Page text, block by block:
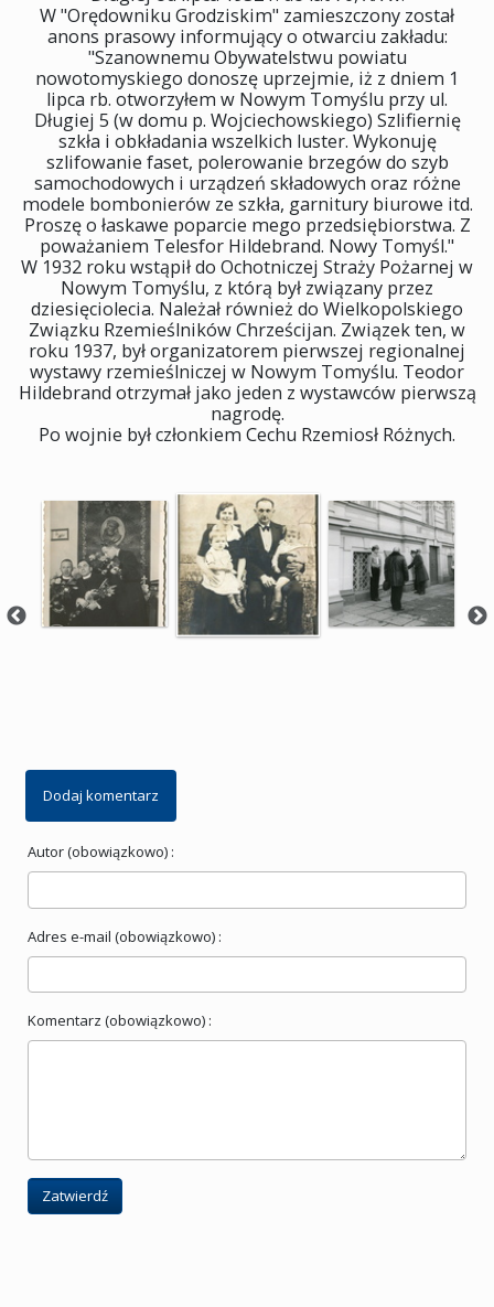
W "Orędowniku Grodziskim" zamieszczony został
anons prasowy informujący o otwarciu zakładu:
"Szanownemu Obywatelstwu powiatu
nowotomyskiego donoszę uprzejmie, iż z dniem 1
lipca rb. otworzyłem w Nowym Tomyślu przy ul.
Długiej 5 (w domu p. Wojciechowskiego) Szlifiernię
szkła i obkładania wszelkich luster. Wykonuję
szlifowanie faset, polerowanie brzegów do szyb
samochodowych i urządzeń składowych oraz różne
modele bombonierów ze szkła, garnitury biurowe itd.
Proszę o łaskawe poparcie mego przedsiębiorstwa. Z
poważaniem Telesfor Hildebrand. Nowy Tomyśl."
W 1932 roku wstąpił do Ochotniczej Straży Pożarnej w
Nowym Tomyślu, z którą był związany przez
dziesięciolecia. Należał również do Wielkopolskiego
Związku Rzemieślników Chrześcijan. Związek ten, w
roku 1937, był organizatorem pierwszej regionalnej
wystawy rzemieślniczej w Nowym Tomyślu. Teodor
Hildebrand otrzymał jako jeden z wystawców pierwszą
nagrodę.
Po wojnie był członkiem Cechu Rzemiosł Różnych.
Dodaj komentarz
Autor (obowiązkowo) :
Adres e-mail (obowiązkowo) :
Komentarz (obowiązkowo) :
Zatwierdź